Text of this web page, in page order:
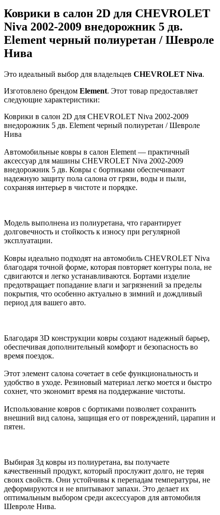
Коврики в салон 2D для CHEVROLET
Niva 2002-2009 внедорожник 5 дв.
Element черный полиуретан / Шевроле
Нива
Это идеальный выбор для владельцев CHEVROLET Niva.
Изготовлено брендом Element. Этот товар предоставляет
следующие характеристики:
Коврики в салон 2D для CHEVROLET Niva 2002-2009
внедорожник 5 дв. Element черный полиуретан / Шевроле
Нива
Автомобильные ковры в салон Element — практичный
аксессуар для машины CHEVROLET Niva 2002-2009
внедорожник 5 дв. Ковры с бортиками обеспечивают
надежную защиту пола салона от грязи, воды и пыли,
сохраняя интерьер в чистоте и порядке.
Модель выполнена из полиуретана, что гарантирует
долговечность и стойкость к износу при регулярной
эксплуатации.
Ковры идеально подходят на автомобиль CHEVROLET Niva
благодаря точной форме, которая повторяет контуры пола, не
сдвигаются и легко устанавливаются. Бортами изделие
предотвращает попадание влаги и загрязнений за пределы
покрытия, что особенно актуально в зимний и дождливый
период для вашего авто.
Благодаря 3D конструкции ковры создают надежный барьер,
обеспечивая дополнительный комфорт и безопасность во
время поездок.
Этот элемент салона сочетает в себе функциональность и
удобство в уходе. Резиновый материал легко моется и быстро
сохнет, что экономит время на поддержание чистоты.
Использование ковров с бортиками позволяет сохранить
внешний вид салона, защищая его от повреждений, царапин и
пятен.
Выбирая 3д ковры из полиуретана, вы получаете
качественный продукт, который прослужит долго, не теряя
своих свойств. Они устойчивы к перепадам температуры, не
деформируются и не впитывают запахи. Это делает их
оптимальным выбором среди аксессуаров для автомобиля
Шевроле Нива.